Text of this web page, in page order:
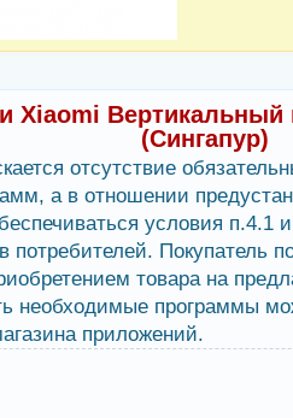
которая
мебели и
пылесос
положении
различные
Xiaomi
(Сингапур)
отсутствие
а в отношении
условия п.4.1
потребителей. Покупатель
товара на
необходимые программы
приложений.